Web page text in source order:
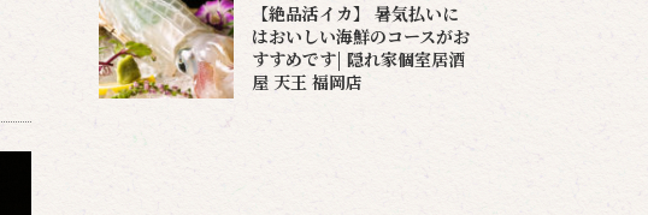
【絶品活イカ】 暑気払いに
はおいしい海鮮のコースがお
すすめです| 隠れ家個室居酒
屋 天王 福岡店